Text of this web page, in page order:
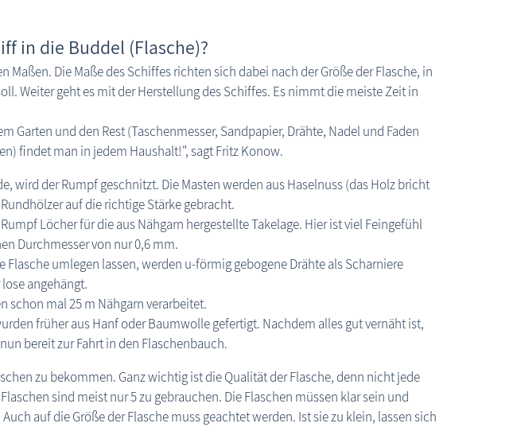
in die Buddel (Flasche)?
Die Maße des Schiffes richten sich dabei nach der Größe der Flasche, in
Weiter geht es mit der Herstellung des Schiffes. Es nimmt die meiste Zeit in
Garten und den Rest (Taschenmesser, Sandpapier, Drähte, Nadel und Faden
findet man in jedem Haushalt!", sagt Fritz Konow.
wird der Rumpf geschnitzt. Die Masten werden aus Haselnuss (das Holz bricht
auf die richtige Stärke gebracht.
Löcher für die aus Nähgarn hergestellte Takelage. Hier ist viel Feingefühl
Durchmesser von nur 0,6 mm.
umlegen lassen, werden u-förmig gebogene Drähte als Scharniere
angehängt.
schon mal 25 m Nähgarn verarbeitet.
früher aus Hanf oder Baumwolle gefertigt. Nachdem alles gut vernäht ist,
bereit zur Fahrt in den Flaschenbauch.
zu bekommen. Ganz wichtig ist die Qualität der Flasche, denn nicht jede
sind meist nur 5 zu gebrauchen. Die Flaschen müssen klar sein und
auf die Größe der Flasche muss geachtet werden. Ist sie zu klein, lassen sich